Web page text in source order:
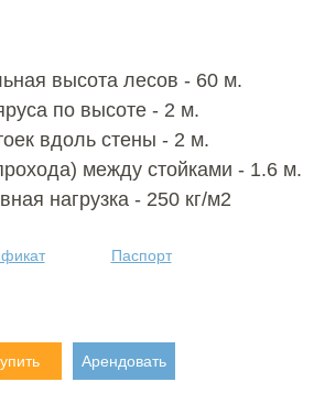
высота лесов - 60 м.
по высоте - 2 м.
вдоль стены - 2 м.
между стойками - 1.6 м.
нагрузка - 250 кг/м2
Паспорт
Арендовать